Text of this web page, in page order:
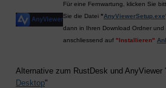
Für eine Fernwartung, klicken Sie
Sie die Datei "AnyViewerSetup.exe
dann in Ihren Download Ordner
anschliessend auf "Installieren"
Alternative zum RustDesk und AnyViewer
Desktop"